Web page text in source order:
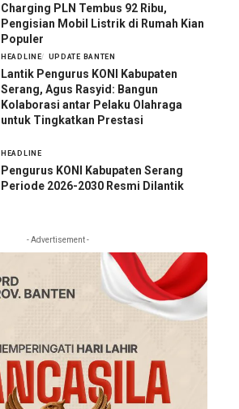
Charging PLN Tembus 92 Ribu,
Pengisian Mobil Listrik di Rumah Kian
Populer
HEADLINE UPDATE BANTEN
Lantik Pengurus KONI Kabupaten
Serang, Agus Rasyid: Bangun
Kolaborasi antar Pelaku Olahraga
untuk Tingkatkan Prestasi
HEADLINE
Pengurus KONI Kabupaten Serang
Periode 2026-2030 Resmi Dilantik
- Advertisement -